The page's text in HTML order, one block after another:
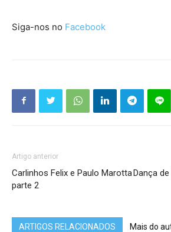
Siga-nos no Facebook
Artigo anterior
Carlinhos Felix e Paulo Marotta
parte 2
Dança
ARTIGOS RELACIONADOS Mais do